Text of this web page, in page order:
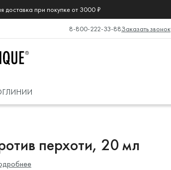
доставка при покупке от 3000 ₽
8-800-222-33-88Заказать звонок
ЛИНИИ
перхоти, 20 мл